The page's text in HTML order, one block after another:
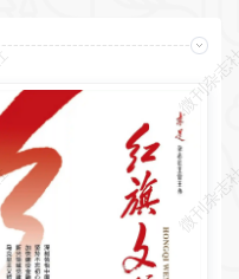
微刊杂
微刊杂